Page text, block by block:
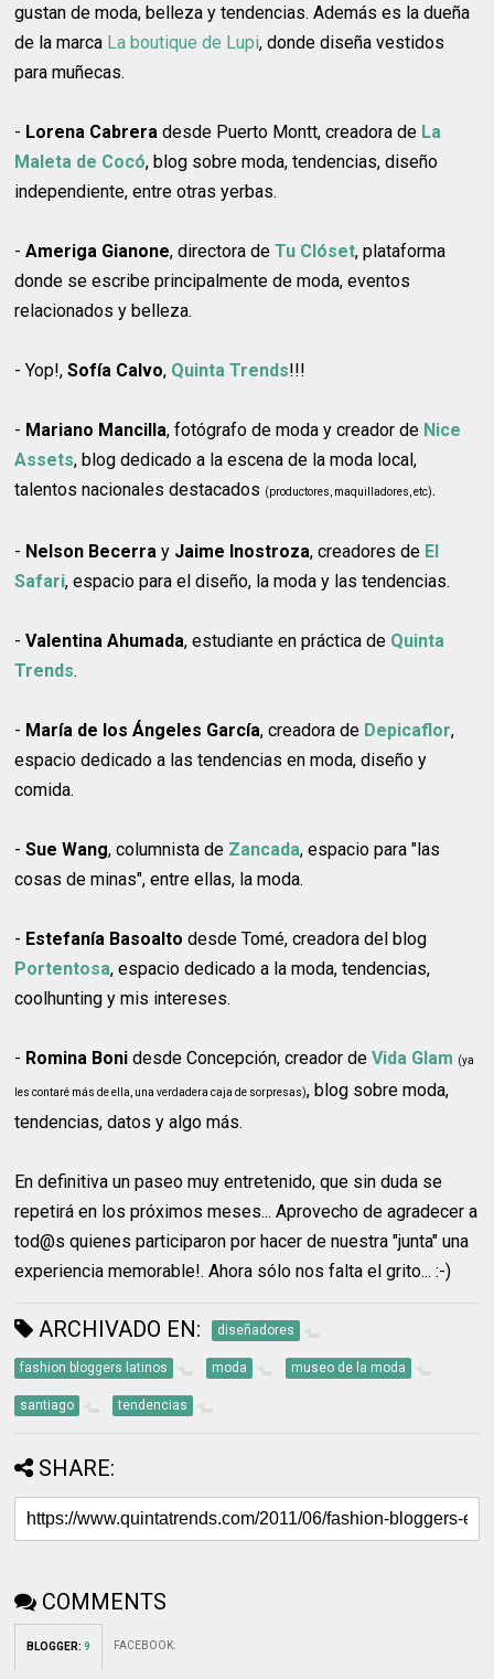
gustan de moda, belleza y tendencias. Además es la dueña
de la marca La boutique de Lupi, donde diseña vestidos
para muñecas.
- Lorena Cabrera desde Puerto Montt, creadora de La
Maleta de Cocó, blog sobre moda, tendencias, diseño
independiente, entre otras yerbas.
-Ameriga Gianone, directora deTu Clóset, plataforma
donde se escribe principalmente de moda, eventos
relacionados y belleza.
- Yop!,Sofía Calvo, Quinta Trends!!!
- Mariano Mancilla, fotógrafo de moda y creador de Nice
Assets, blog dedicado a la escena de la moda local,
talentos nacionales destacados (productores, maquilladores, etc).
- Nelson Becerra y Jaime Inostroza, creadores de El
Safari, espacio para el diseño, la moda y las tendencias.
-Valentina Ahumada, estudiante en práctica de Quinta
Trends.
- María de los Ángeles García, creadora de Depicaflor,
espacio dedicado a las tendencias en moda, diseño y
comida.
-Sue Wang, columnista de Zancada, espacio para "las
cosas de minas", entre ellas, la moda.
- Estefanía Basoalto desde Tomé, creadora del blog
Portentosa, espacio dedicado a la moda, tendencias,
coolhunting y mis intereses.
- Romina Boni desde Concepción, creador deVida Glam (ya
les contaré más de ella, una verdadera caja de sorpresas), blog sobre moda,
tendencias, datos y algo más.
En definitiva un paseo muy entretenido, que sin duda se
repetirá en los próximos meses... Aprovecho de agradecer a
tod@s quienes participaron por hacer de nuestra "junta" una
experiencia memorable!. Ahora sólo nos falta el grito... :-)
ARCHIVADO EN: diseñadores
fashion bloggers latinos moda museo de la moda
santiago tendencias
SHARE:
COMMENTS
BLOGGER:9 FACEBOOK: